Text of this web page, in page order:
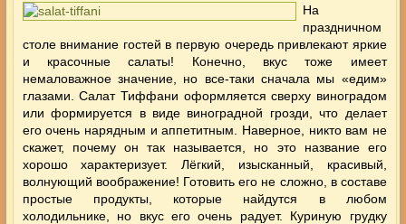
На
праздничном
столе внимание гостей в первую очередь привлекают яркие
и красочные салаты! Конечно, вкус тоже имеет
немаловажное значение, но все-таки сначала мы «едим»
глазами. Салат Тиффани оформляется сверху виноградом
или формируется в виде виноградной грозди, что делает
его очень нарядным и аппетитным.
Наверное, никто вам не
скажет, почему он так называется, но это название его
хорошо характеризует. Лёгкий, изысканный, красивый,
волнующий воображение! Готовить его не сложно, в составе
простые продукты, которые найдутся в любом
холодильнике, но вкус его очень радует. Куриную грудку